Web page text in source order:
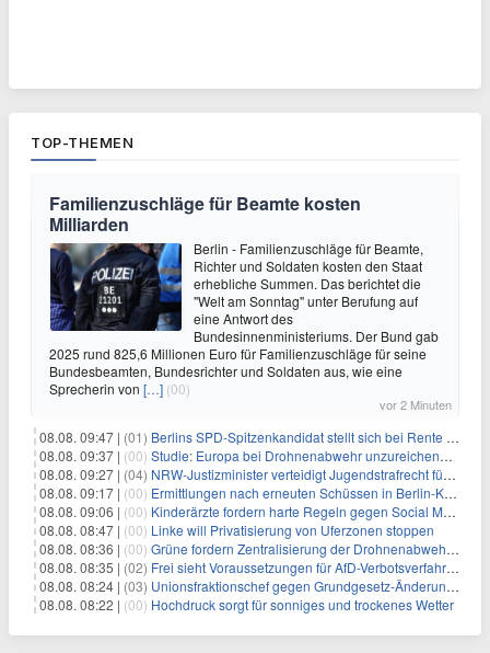
TOP-THEMEN
Familienzuschläge für Beamte kosten
Milliarden
Berlin - Familienzuschläge für Beamte,
Richter und Soldaten kosten den Staat
erhebliche Summen. Das berichtet die
"Welt am Sonntag" unter Berufung auf
eine Antwort des
Bundesinnenministeriums. Der Bund gab
2025 rund 825,6 Millionen Euro für Familienzuschläge für seine
Bundesbeamten, Bundesrichter und Soldaten aus, wie eine
Sprecherin von […] (00)
vor 2 Minuten
08.08. 09:47 | (01) Berlins SPD-Spitzenkandidat stellt sich bei Rente mit 63 quer
08.08. 09:37 | (00) Studie: Europa bei Drohnenabwehr unzureichend vorbereitet
08.08. 09:27 | (04) NRW-Justizminister verteidigt Jugendstrafrecht für Heranwachsende
08.08. 09:17 | (00) Ermittlungen nach erneuten Schüssen in Berlin-Kreuzberg dauern an
08.08. 09:06 | (00) Kinderärzte fordern harte Regeln gegen Social Media
08.08. 08:47 | (00) Linke will Privatisierung von Uferzonen stoppen
08.08. 08:36 | (00) Grüne fordern Zentralisierung der Drohnenabwehr bei Bundespolizei
08.08. 08:35 | (02) Frei sieht Voraussetzungen für AfD-Verbotsverfahren nicht gegeben
08.08. 08:24 | (03) Unionsfraktionschef gegen Grundgesetz-Änderung für queere Rechte
08.08. 08:22 | (00) Hochdruck sorgt für sonniges und trockenes Wetter